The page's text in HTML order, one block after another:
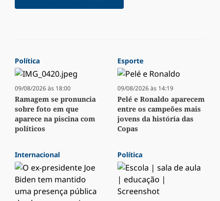
Política
09/08/2026 às 18:00
Ramagem se pronuncia
sobre foto em que
aparece na piscina com
políticos
Esporte
09/08/2026 às 14:19
Pelé e Ronaldo aparecem
entre os campeões mais
jovens da história das
Copas
Internacional Política